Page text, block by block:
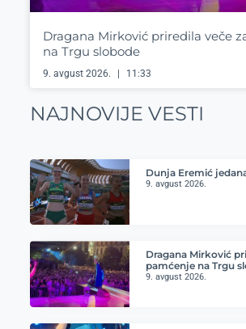
Dragana Mirković priredila veče
na Trgu slobode
9. avgust 2026. 11:33
NAJNOVIJE VESTI
Dunja Eremić
9. avgust 2026.
Dragana Mirković
pamćenje na Trgu
9. avgust 2026.